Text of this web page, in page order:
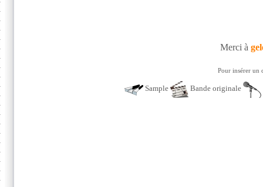
Merci à
Pour insérer un
Sample Bande originale